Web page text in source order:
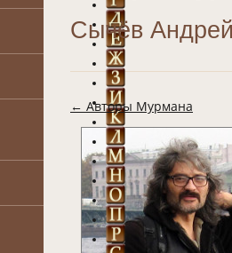
Сычёв
← Авторы Мурмана